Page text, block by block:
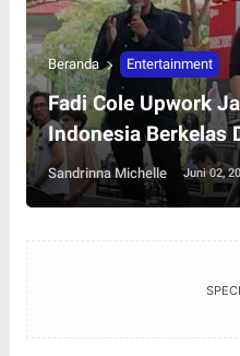
Beranda Entertainment
Fadi Cole Upwork
Indonesia Berkelas
Sandrinna Michelle Juni 02,